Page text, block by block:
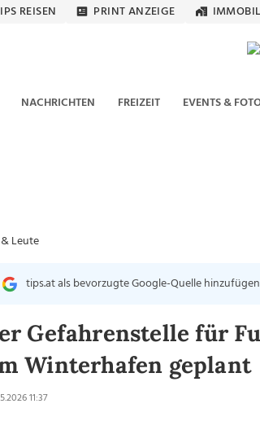
REISEN PRINT ANZEIGE
NACHRICHTEN FREIZEIT EVENTS &
Leute
tips.at als bevorzugte Google-Quelle hinzufügen
Gefahrenstelle für
Winterhafen geplant
11:37